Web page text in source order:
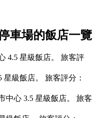
車場的飯店一覽
4.5 星級飯店。 旅客評
級飯店。 旅客評分：
中心 3.5 星級飯店。 旅客